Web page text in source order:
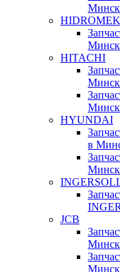
HIDROMEK
HITACHI
HYUNDAI
в
JCB